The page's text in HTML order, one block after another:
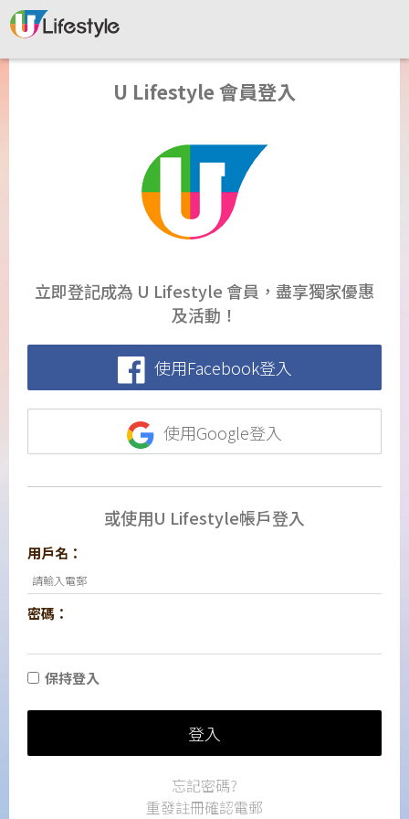
U Lifestyle 會員登入
立即登記成為 U Lifestyle 會員，盡享獨家優惠
及活動！
使用Facebook登入
使用Google登入
或使用U Lifestyle帳戶登入
用戶名：
密碼：
保持登入
登入
忘記密碼?
重發註冊確認電郵